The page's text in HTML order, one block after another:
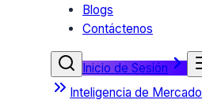
Blogs
Contáctenos
Inicio de Sesión
Inteligencia de Mercado